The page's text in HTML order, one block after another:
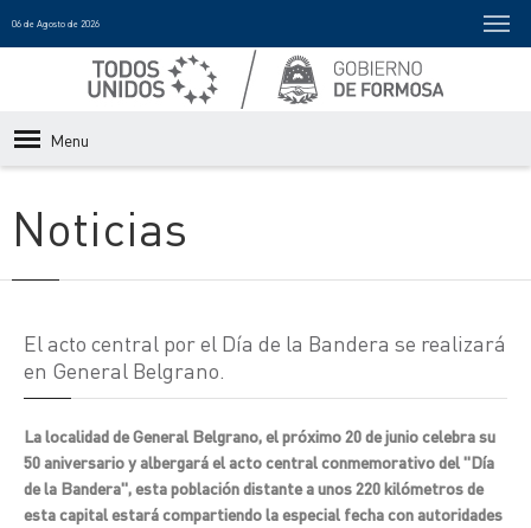
06 de Agosto de 2026
Menu
Noticias
El acto central por el Día de la Bandera se realizará
en General Belgrano.
La localidad de General Belgrano, el próximo 20 de junio celebra su
50 aniversario y albergará el acto central conmemorativo del "Día
de la Bandera", esta población distante a unos 220 kilómetros de
esta capital estará compartiendo la especial fecha con autoridades